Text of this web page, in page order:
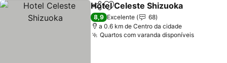
PartilharAdicionar aos favoritos
Hotel Celeste Shizuoka
8,9 Excelente
68
a 0.6 km de Centro da cidade
Quartos com varanda disponíveis